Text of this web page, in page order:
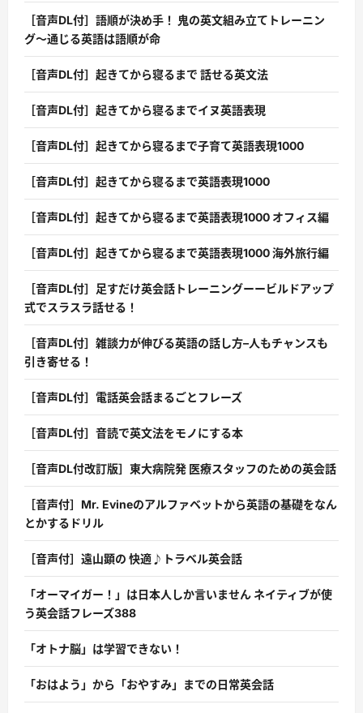
［音声DL付］語順が決め手！ 鬼の英文組み立てトレーニン
グ〜通じる英語は語順が命
［音声DL付］起きてから寝るまで 話せる英文法
［音声DL付］起きてから寝るまでイヌ英語表現
［音声DL付］起きてから寝るまで子育て英語表現1000
［音声DL付］起きてから寝るまで英語表現1000
［音声DL付］起きてから寝るまで英語表現1000 オフィス編
［音声DL付］起きてから寝るまで英語表現1000 海外旅行編
［音声DL付］足すだけ英会話トレーニングーービルドアップ
式でスラスラ話せる！
［音声DL付］雑談力が伸びる英語の話し方–人もチャンスも
引き寄せる！
［音声DL付］電話英会話まるごとフレーズ
［音声DL付］音読で英文法をモノにする本
［音声DL付改訂版］東大病院発 医療スタッフのための英会話
［音声付］Mr. Evineのアルファベットから英語の基礎をなん
とかするドリル
［音声付］遠山顕の 快適♪トラベル英会話
「オーマイガー！」は日本人しか言いません ネイティブが使
う英会話フレーズ388
「オトナ脳」は学習できない！
「おはよう」から「おやすみ」までの日常英会話